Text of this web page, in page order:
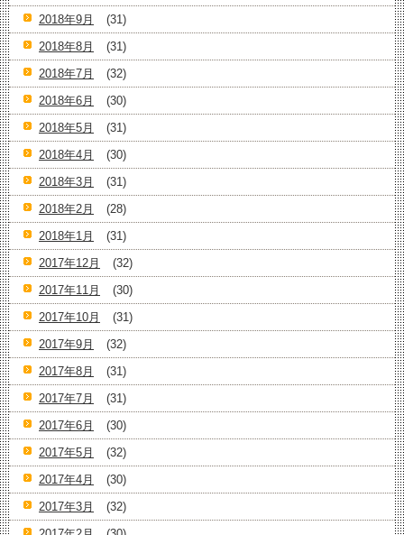
2018年9月
(31)
2018年8月
(31)
2018年7月
(32)
2018年6月
(30)
2018年5月
(31)
2018年4月
(30)
2018年3月
(31)
2018年2月
(28)
2018年1月
(31)
2017年12月
(32)
2017年11月
(30)
2017年10月
(31)
2017年9月
(32)
2017年8月
(31)
2017年7月
(31)
2017年6月
(30)
2017年5月
(32)
2017年4月
(30)
2017年3月
(32)